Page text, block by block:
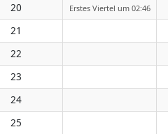
20
Erstes Viertel um 02:46
21
22
23
24
25